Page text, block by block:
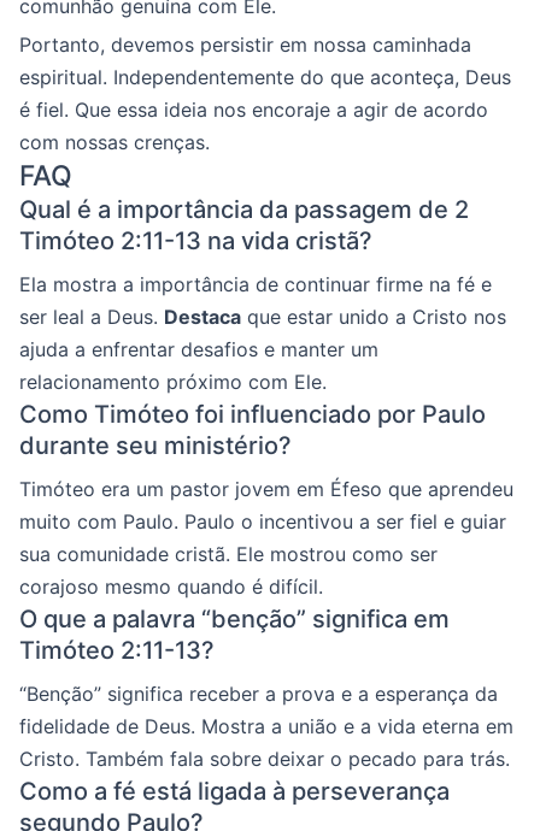
comunhão genuína com Ele.
Portanto, devemos persistir em nossa caminhada
espiritual. Independentemente do que aconteça, Deus
é fiel. Que essa ideia nos encoraje a agir de acordo
com nossas crenças.
FAQ
Qual é a importância da passagem de 2
Timóteo 2:11-13 na vida cristã?
Ela mostra a importância de continuar firme na fé e
ser leal a Deus. Destaca que estar unido a Cristo nos
ajuda a enfrentar desafios e manter um
relacionamento próximo com Ele.
Como Timóteo foi influenciado por Paulo
durante seu ministério?
Timóteo era um pastor jovem em Éfeso que aprendeu
muito com Paulo. Paulo o incentivou a ser fiel e guiar
sua comunidade cristã. Ele mostrou como ser
corajoso mesmo quando é difícil.
O que a palavra “benção” significa em
Timóteo 2:11-13?
“Benção” significa receber a prova e a esperança da
fidelidade de Deus. Mostra a união e a vida eterna em
Cristo. Também fala sobre deixar o pecado para trás.
Como a fé está ligada à perseverança
segundo Paulo?